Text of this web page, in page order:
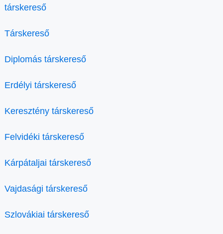
társkereső
Társkereső
Diplomás társkereső
Erdélyi társkereső
Keresztény társkereső
Felvidéki társkereső
Kárpátaljai társkereső
Vajdasági társkereső
Szlovákiai társkereső